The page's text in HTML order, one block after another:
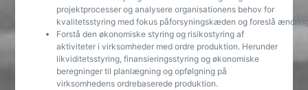
projektprocesser og analysere organisationens behov for
kvalitetsstyring med fokus påforsyningskæden og foreslå
Forstå den økonomiske styring og risikostyring af
aktiviteter i virksomheder med ordre produktion. Herunder
likviditetsstyring, finansieringsstyring og økonomiske
beregninger til planlægning og opfølgning på
virksomhedens ordrebaserede produktion.